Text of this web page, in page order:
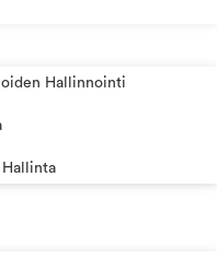
Hallinnointi
Hallinta